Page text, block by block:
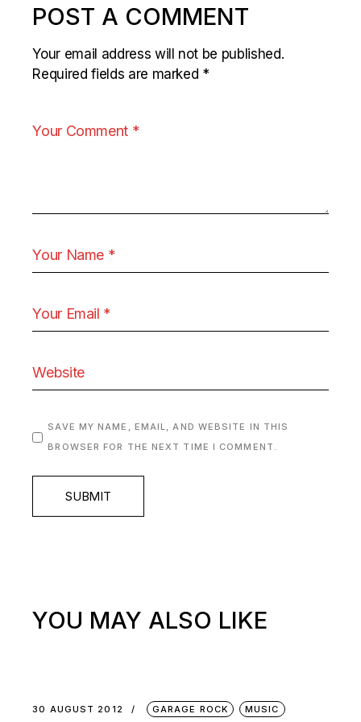
POST A COMMENT
Your email address will not be published.
Required fields are marked *
SAVE MY NAME, EMAIL, AND WEBSITE IN THIS
BROWSER FOR THE NEXT TIME I COMMENT.
SUBMIT
YOU MAY ALSO LIKE
30 AUGUST 2012 GARAGE ROCK MUSIC